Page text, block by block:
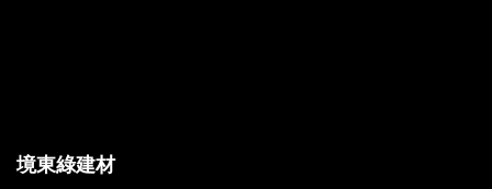
境東綠建材